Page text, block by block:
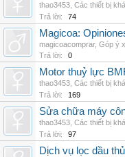
thao3453 Các thiết bị
Trả lời: 74
Magicoa:
magicoacomprar, Góp ý
Trả lời:
0
Motor thuỷ lực
thao3453 Các thiết bị
Trả lời: 169
Sửa chữa máy
thao3453 Các thiết bị
Trả lời: 97
Dịch vụ lọc dầu